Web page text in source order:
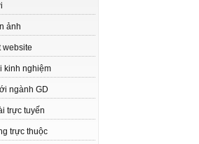
ảnh
website
kinh nghiệm
ngành GD
trực tuyến
trực thuộc